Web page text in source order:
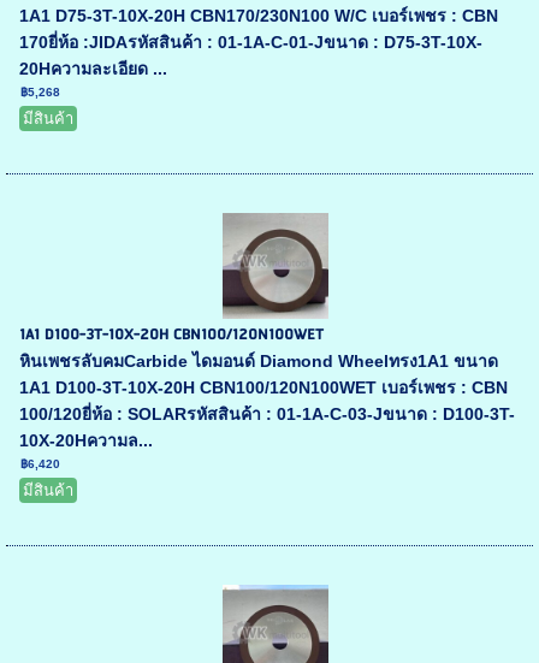
1A1 D75-3T-10X-20H CBN170/230N100 W/C เบอร์เพชร : CBN
170ยี่ห้อ :JIDAรหัสสินค้า : 01-1A-C-01-Jขนาด : D75-3T-10X-
20Hความละเอียด ...
฿5,268
มีสินค้า
1A1 D100-3T-10X-20H CBN100/120N100WET
หินเพชรลับคมCarbide ไดมอนด์ Diamond Wheelทรง1A1 ขนาด
1A1 D100-3T-10X-20H CBN100/120N100WET เบอร์เพชร : CBN
100/120ยี่ห้อ : SOLARรหัสสินค้า : 01-1A-C-03-Jขนาด : D100-3T-
10X-20Hความล...
฿6,420
มีสินค้า